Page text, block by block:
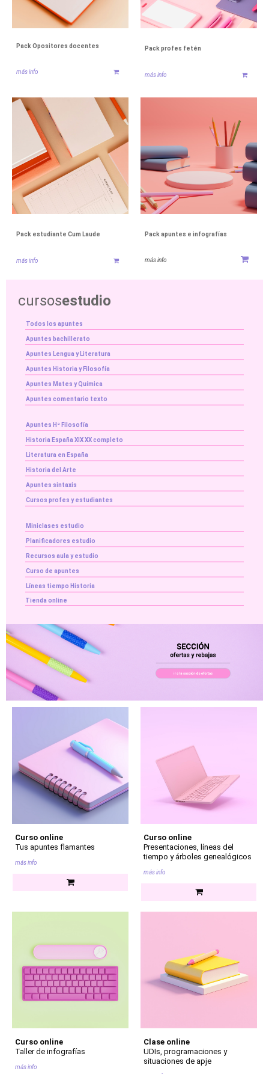
Pack Opositores docentes
más info
Pack profes fetén
más info
Pack estudiante Cum Laude
más info
Pack apuntes e infografías
más info
cursosestudio
Todos los apuntes
Apuntes bachillerato
Apuntes Lengua y Literatura
Apuntes Historia y Filosofía
Apuntes Mates y Química
Apuntes comentario texto
Apuntes Hª Filosofía
Historia España XIX XX completo
Literatura en España
Historia del Arte
Apuntes sintaxis
Cursos profes y estudiantes
Miniclases estudio
Planificadores estudio
Recursos aula y estudio
Curso de apuntes
Líneas tiempo Historia
Tienda online
Curso online
Tus apuntes flamantes
más info
Curso online
Presentaciones, líneas del
tiempo y árboles genealógicos
más info
Curso online
Taller de infografías
más info
Clase online
UDIs, programaciones y
situaciones de apje